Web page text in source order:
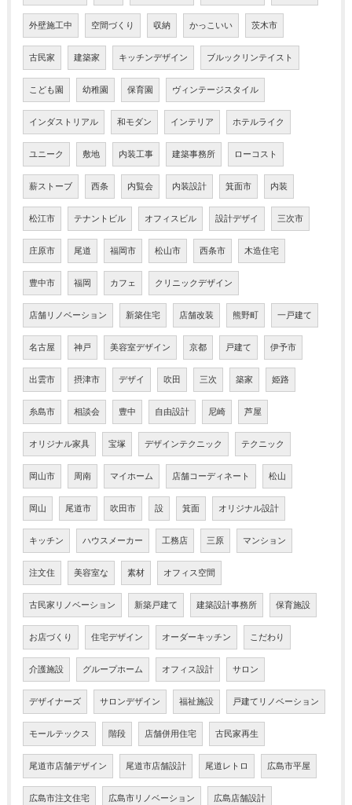
外壁施工中 空間づくり 収納 かっこいい 茨木市
古民家 建築家 キッチンデザイン ブルックリンテイスト
こども園 幼稚園 保育園 ヴィンテージスタイル
インダストリアル 和モダン インテリア ホテルライク
ユニーク 敷地 内装工事 建築事務所 ローコスト
薪ストーブ 西条 内覧会 内装設計 箕面市 内装
松江市 テナントビル オフィスビル 設計デザイ 三次市
庄原市 尾道 福岡市 松山市 西条市 木造住宅
豊中市 福岡 カフェ クリニックデザイン
店舗リノベーション 新築住宅 店舗改装 熊野町 一戸建て
名古屋 神戸 美容室デザイン 京都 戸建て 伊予市
出雲市 摂津市 デザイ 吹田 三次 築家 姫路
糸島市 相談会 豊中 自由設計 尼崎 芦屋
オリジナル家具 宝塚 デザインテクニック テクニック
岡山市 周南 マイホーム 店舗コーディネート 松山
岡山 尾道市 吹田市 設 箕面 オリジナル設計
キッチン ハウスメーカー 工務店 三原 マンション
注文住 美容室な 素材 オフィス空間
古民家リノベーション 新築戸建て 建築設計事務所 保育施設
お店づくり 住宅デザイン オーダーキッチン こだわり
介護施設 グループホーム オフィス設計 サロン
デザイナーズ サロンデザイン 福祉施設 戸建てリノベーション
モールテックス 階段 店舗併用住宅 古民家再生
尾道市店舗デザイン 尾道市店舗設計 尾道レトロ 広島市平屋
広島市注文住宅 広島市リノベーション 広島店舗設計